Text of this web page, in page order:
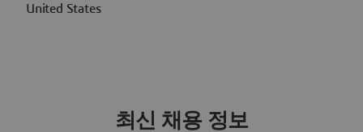
United States
최신 채용 정보